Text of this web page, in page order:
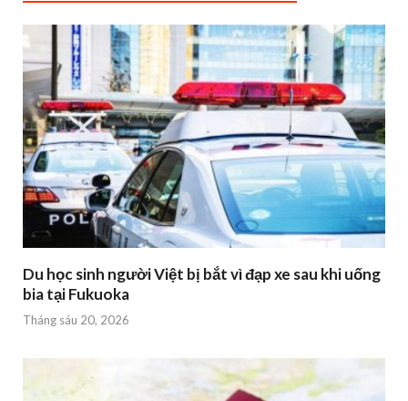
Du học sinh người Việt bị bắt vì đạp xe sau khi uống
bia tại Fukuoka
Tháng sáu 20, 2026